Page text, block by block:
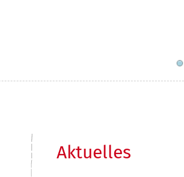
Aktuelles